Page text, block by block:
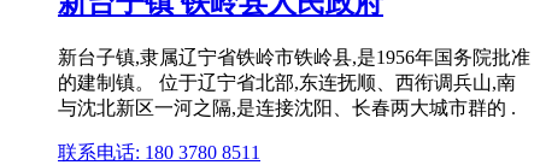
新台子镇,隶属辽宁省铁岭市铁岭县,是1956年国务院批准
的建制镇。 位于辽宁省北部,东连抚顺、西衔调兵山,南
与沈北新区一河之隔,是连接沈阳、长春两大城市群的 .
联系电话: 180 3780 8511